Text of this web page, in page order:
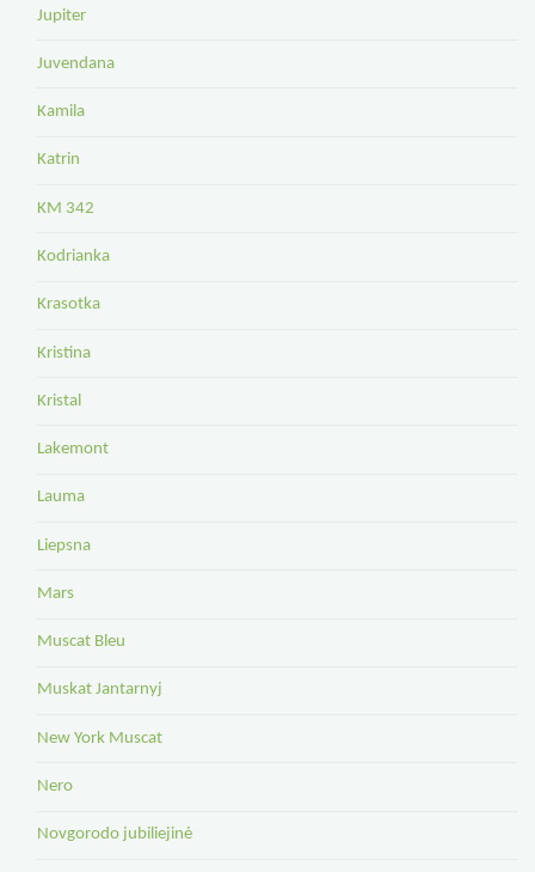
Jupiter
Juvendana
Kamila
Katrin
KM 342
Kodrianka
Krasotka
Kristina
Kristal
Lakemont
Lauma
Liepsna
Mars
Muscat Bleu
Muskat Jantarnyj
New York Muscat
Nero
Novgorodo jubiliejinė